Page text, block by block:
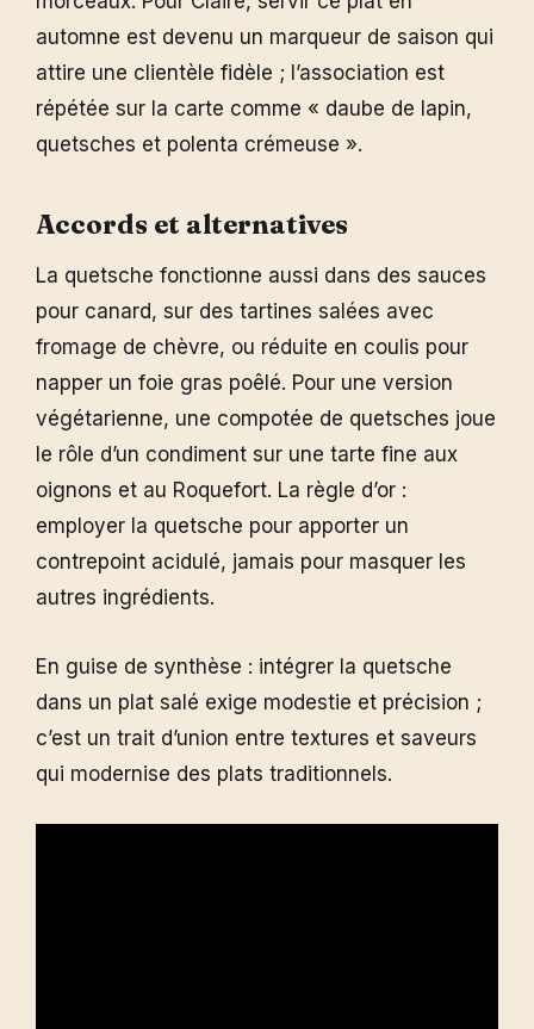
automne est devenu un marqueur de saison qui
attire une clientèle fidèle ; l’association est
répétée sur la carte comme « daube de lapin,
quetsches et polenta crémeuse ».
Accords et alternatives
La quetsche fonctionne aussi dans des sauces
pour canard, sur des tartines salées avec
fromage de chèvre, ou réduite en coulis pour
napper un foie gras poêlé. Pour une version
végétarienne, une compotée de quetsches joue
le rôle d’un condiment sur une tarte fine aux
oignons et au Roquefort. La règle d’or :
employer la quetsche pour apporter un
contrepoint acidulé, jamais pour masquer les
autres ingrédients.
En guise de synthèse : intégrer la quetsche
dans un plat salé exige modestie et précision ;
c’est un trait d’union entre textures et saveurs
qui modernise des plats traditionnels.